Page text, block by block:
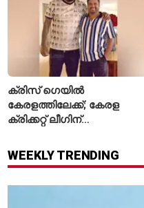
ക്രിസ് ഗെയിൽ
കേരളത്തിലേക്ക്; കേരള
ക്രിക്കറ്റ് ലീഗിന്
താരങ്ങൾക്ക് പരിശീലനം
നൽകും
WEEKLY TRENDING